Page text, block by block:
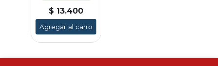
$ 13.400
Agregar al carro